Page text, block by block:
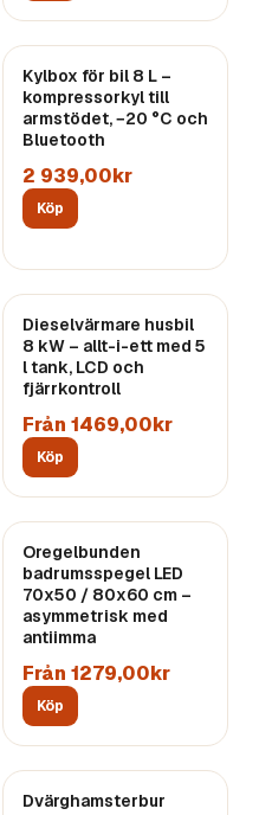
Kylbox för bil 8 L –
kompressorkyl till
armstödet, −20 °C och
Bluetooth
2 939,00kr
Köp
Dieselvärmare husbil
8 kW – allt-i-ett med 5
l tank, LCD och
fjärrkontroll
Från 1469,00kr
Köp
Oregelbunden
badrumsspegel LED
70x50 / 80x60 cm –
asymmetrisk med
antiimma
Från 1279,00kr
Köp
Dvärghamsterbur